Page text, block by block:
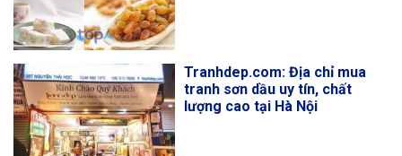
Tranhdep.com: Địa chỉ mua
tranh sơn dầu uy tín, chất
lượng cao tại Hà Nội